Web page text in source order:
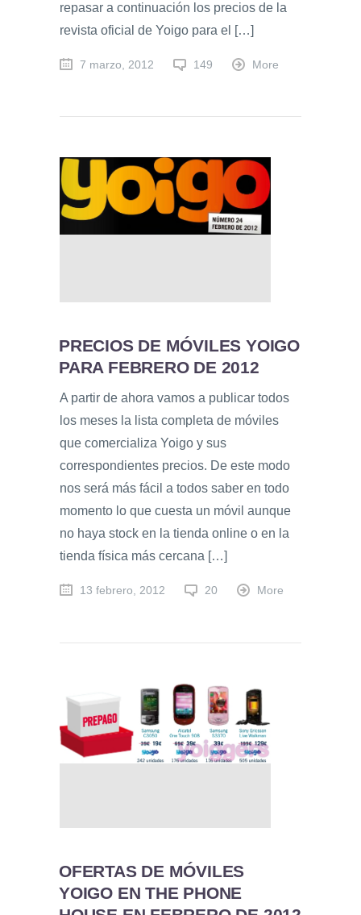
repasar a continuación los precios de la
revista oficial de Yoigo para el […]
7 marzo, 2012 149 More
PRECIOS DE MÓVILES YOIGO
PARA FEBRERO DE 2012
A partir de ahora vamos a publicar todos
los meses la lista completa de móviles
que comercializa Yoigo y sus
correspondientes precios. De este modo
nos será más fácil a todos saber en todo
momento lo que cuesta un móvil aunque
no haya stock en la tienda online o en la
tienda física más cercana […]
13 febrero, 2012 20 More
OFERTAS DE MÓVILES
YOIGO EN THE PHONE